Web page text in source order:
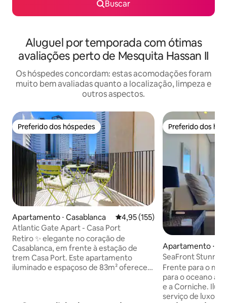
Buscar
Aluguel por temporada com ótimas
avaliações perto de Mesquita Hassan II
Os hóspedes concordam: estas acomodações foram
muito bem avaliadas quanto a localização, limpeza e
outros aspectos.
Preferido dos hóspedes
Preferido dos hóspedes
Apartamento ⋅ Casablanca 4,95 de uma avaliação média de
4,95 (155)
Atlantic Gate Apart - Casa Port
Retiro ✨ elegante no coração de
Casablanca, em frente à estação de
trem Casa Port. Este apartamento
iluminado e espaçoso de 83m² oferece
Preferido dos
Preferido dos
Apartamento ⋅
SeaFront
Frente para o
para o oceano a
e a Corniche.
serviço de luxo.